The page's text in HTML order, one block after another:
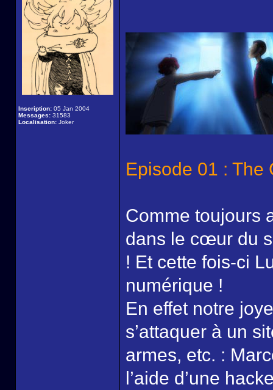
Inscription: 05 Jan 2004
Messages: 31583
Localisation: Joker
Episode 01 : The
Comme toujours
dans le cœur du
! Et cette fois-ci
numérique !
En effet notre
s’attaquer à un
armes, etc. :
l’aide d’une